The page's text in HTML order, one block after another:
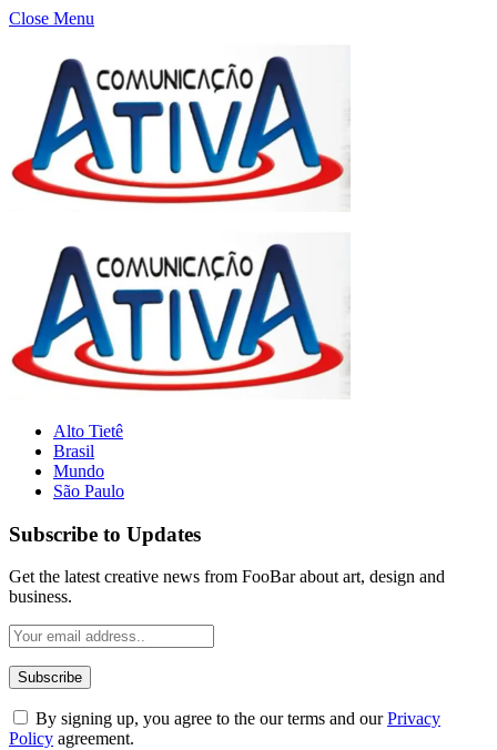
Close Menu
Alto Tietê
Brasil
Mundo
São Paulo
Subscribe to Updates
Get the latest creative news from FooBar about art, design and
business.
By signing up, you agree to the our terms and ourPrivacy
Policy agreement.